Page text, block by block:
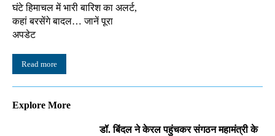
घंटे हिमाचल में भारी बारिश का अलर्ट,
कहां बरसेंगे बादल… जानें पूरा
अपडेट
Read more
Explore More
डॉ. बिंदल ने केरल पहुंचकर संगठन महामंत्री के